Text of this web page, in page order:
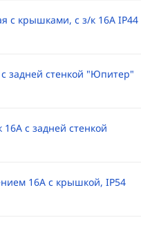
с крышками, с з/к 16А IP44
с задней стенкой "Юпитер"
16А с задней стенкой
16А с крышкой, IP54